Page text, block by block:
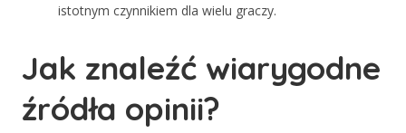
istotnym czynnikiem dla wielu graczy.
Jak znaleźć wiarygodne
źródła opinii?